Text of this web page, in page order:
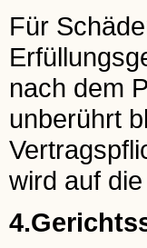
Für
nach dem
unberührt
wird auf